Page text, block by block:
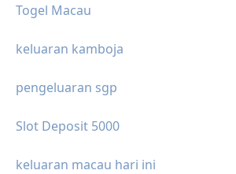
Togel Macau
keluaran kamboja
pengeluaran sgp
Slot Deposit 5000
keluaran macau hari ini